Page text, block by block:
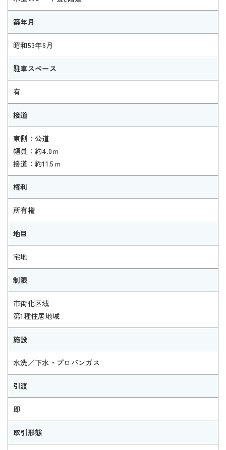
築年月
昭和53年6月
駐車スペース
有
接道
東側：公道
幅員：約4.0ｍ
接道：約11.5ｍ
権利
所有権
地目
宅地
制限
市街化区域
第1種住居地域
施設
水洗／下水・プロパンガス
引渡
即
取引形態